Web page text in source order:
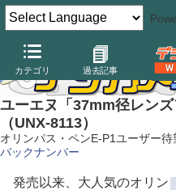
カテゴリ 過去記事
ユーエヌ「37mm径レンズ
（UNX-8113）
オリンパス・ペンE-P1ユーザー
バックナンバー
発売以来、大人気のオリン